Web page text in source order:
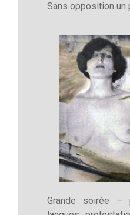
Sans opposition un
Grande soirée –